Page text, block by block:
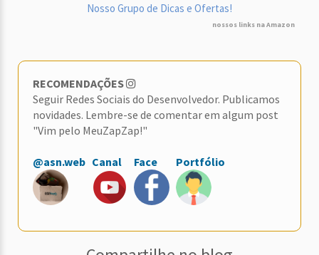
Nosso Grupo de Dicas e Ofertas!
nossos links na Amazon
RECOMENDAÇÕES
Seguir Redes Sociais do Desenvolvedor. Publicamos
novidades. Lembre-se de comentar em algum post
"Vim pelo MeuZapZap!"
@asn.web Canal Face Portfólio